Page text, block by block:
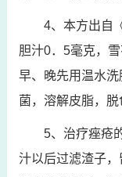
4、本方出自
胆汁0．5毫克，
早、晚先用温水
菌，溶解皮脂，脱
5、治疗痤疮
汁以后过滤渣子